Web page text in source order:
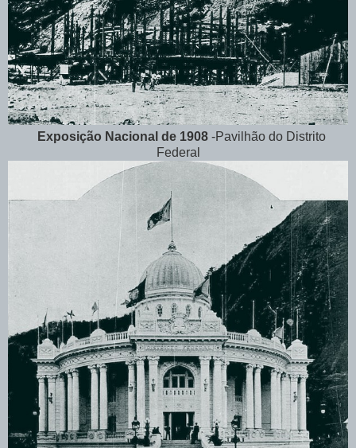
Exposição Nacional de 1908 -Pavilhão do Distrito
Federal